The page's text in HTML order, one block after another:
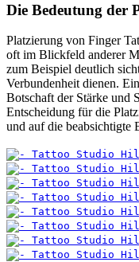
Die Bedeutung der
Platzierung von Finger
oft im Blickfeld anderer
zum Beispiel deutlich
Verbundenheit dienen.
Botschaft der Stärke und
Entscheidung für die
und auf die beabsichtigte